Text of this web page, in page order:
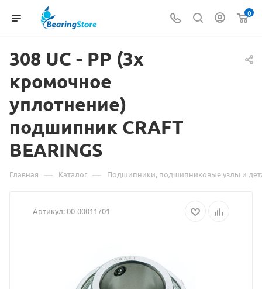
0
308 UC Материал
о
товаре
308
UC
-
(3х
уплотнение)
- PP (3х
кромочное
уплотнение)
подшипник CRAFT
BEARINGS
Главная — Каталог — Подшипники, подшипниковые узлы и
Артикул:00-00011701